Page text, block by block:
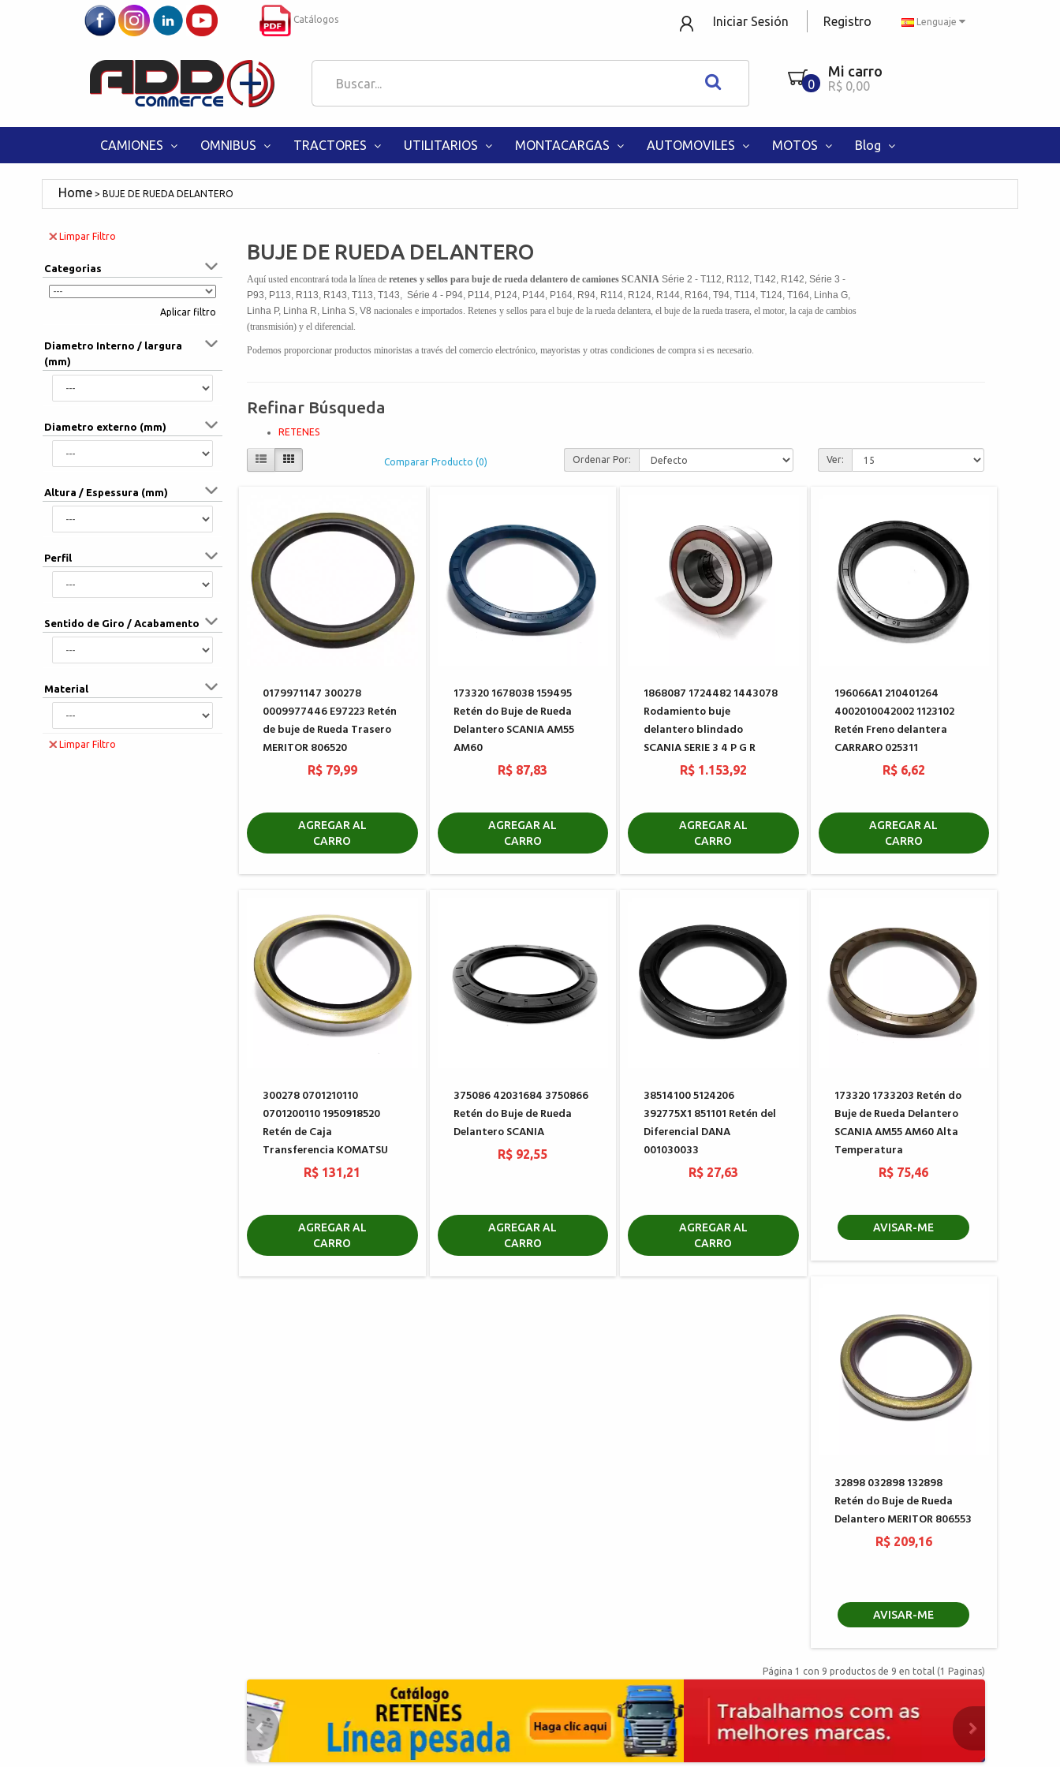
Lenguaje
Catálogos Iniciar Sesión Registro
0
Mi carro
R$ 0,00
CAMIONES OMNIBUS TRACTORES UTILITARIOS MONTACARGAS AUTOMOVILES MOTOS Blog
BUJE DE RUEDA DELANTERO
Limpar Filtro
Categorias
Aplicar filtro
Diametro Interno / largura
(mm)
Diametro externo (mm)
Altura / Espessura (mm)
Perfil
Sentido de Giro / Acabamento
Material
Limpar Filtro
BUJE DE RUEDA DELANTERO
Aquí usted encontrará toda la línea de retenes y sellos para buje de rueda delantero de camiones SCANIA Série 2 - T112, R112, T142, R142, Série 3 -
P93, P113, R113, R143, T113, T143, Série 4 - P94, P114, P124, P144, P164, R94, R114, R124, R144, R164, T94, T114, T124, T164, Linha G,
Linha P, Linha R, Linha S, V8 nacionales e importados. Retenes y sellos para el buje de la rueda delantera, el buje de la rueda trasera, el motor, la caja de cambios
(transmisión) y el diferencial.
Podemos proporcionar productos minoristas a través del comercio electrónico, mayoristas y otras condiciones de compra si es necesario.
Refinar Búsqueda
RETENES
Comparar Producto (0) Ordenar Por: Ver:
0179971147 300278
0009977446 E97223 Retén
de buje de Rueda Trasero
MERITOR 806520
R$ 79,99
AGREGAR AL
CARRO
173320 1678038 159495
Retén do Buje de Rueda
Delantero SCANIA AM55
AM60
R$ 87,83
AGREGAR AL
CARRO
1868087 1724482 1443078
Rodamiento buje
delantero blindado
SCANIA SERIE 3 4 P G R
R$ 1.153,92
AGREGAR AL
CARRO
196066A1 210401264
4002010042002 1123102
Retén Freno delantera
CARRARO 025311
R$ 6,62
AGREGAR AL
CARRO
300278 0701210110
0701200110 1950918520
Retén de Caja
Transferencia KOMATSU
R$ 131,21
AGREGAR AL
CARRO
375086 42031684 3750866
Retén do Buje de Rueda
Delantero SCANIA
R$ 92,55
AGREGAR AL
CARRO
38514100 5124206
392775X1 851101 Retén del
Diferencial DANA
001030033
R$ 27,63
AGREGAR AL
CARRO
173320 1733203 Retén do
Buje de Rueda Delantero
SCANIA AM55 AM60 Alta
Temperatura
R$ 75,46
AVISAR-ME
32898 032898 132898
Retén do Buje de Rueda
Delantero MERITOR 806553
R$ 209,16
AVISAR-ME
Página 1 con 9 productos de 9 en total (1 Paginas)